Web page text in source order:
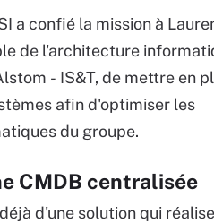
a confié la mission à
de l'architecture
- IS&T, de mettre en
afin d'optimiser les
du groupe.
CMDB centralisée
d'une solution qui